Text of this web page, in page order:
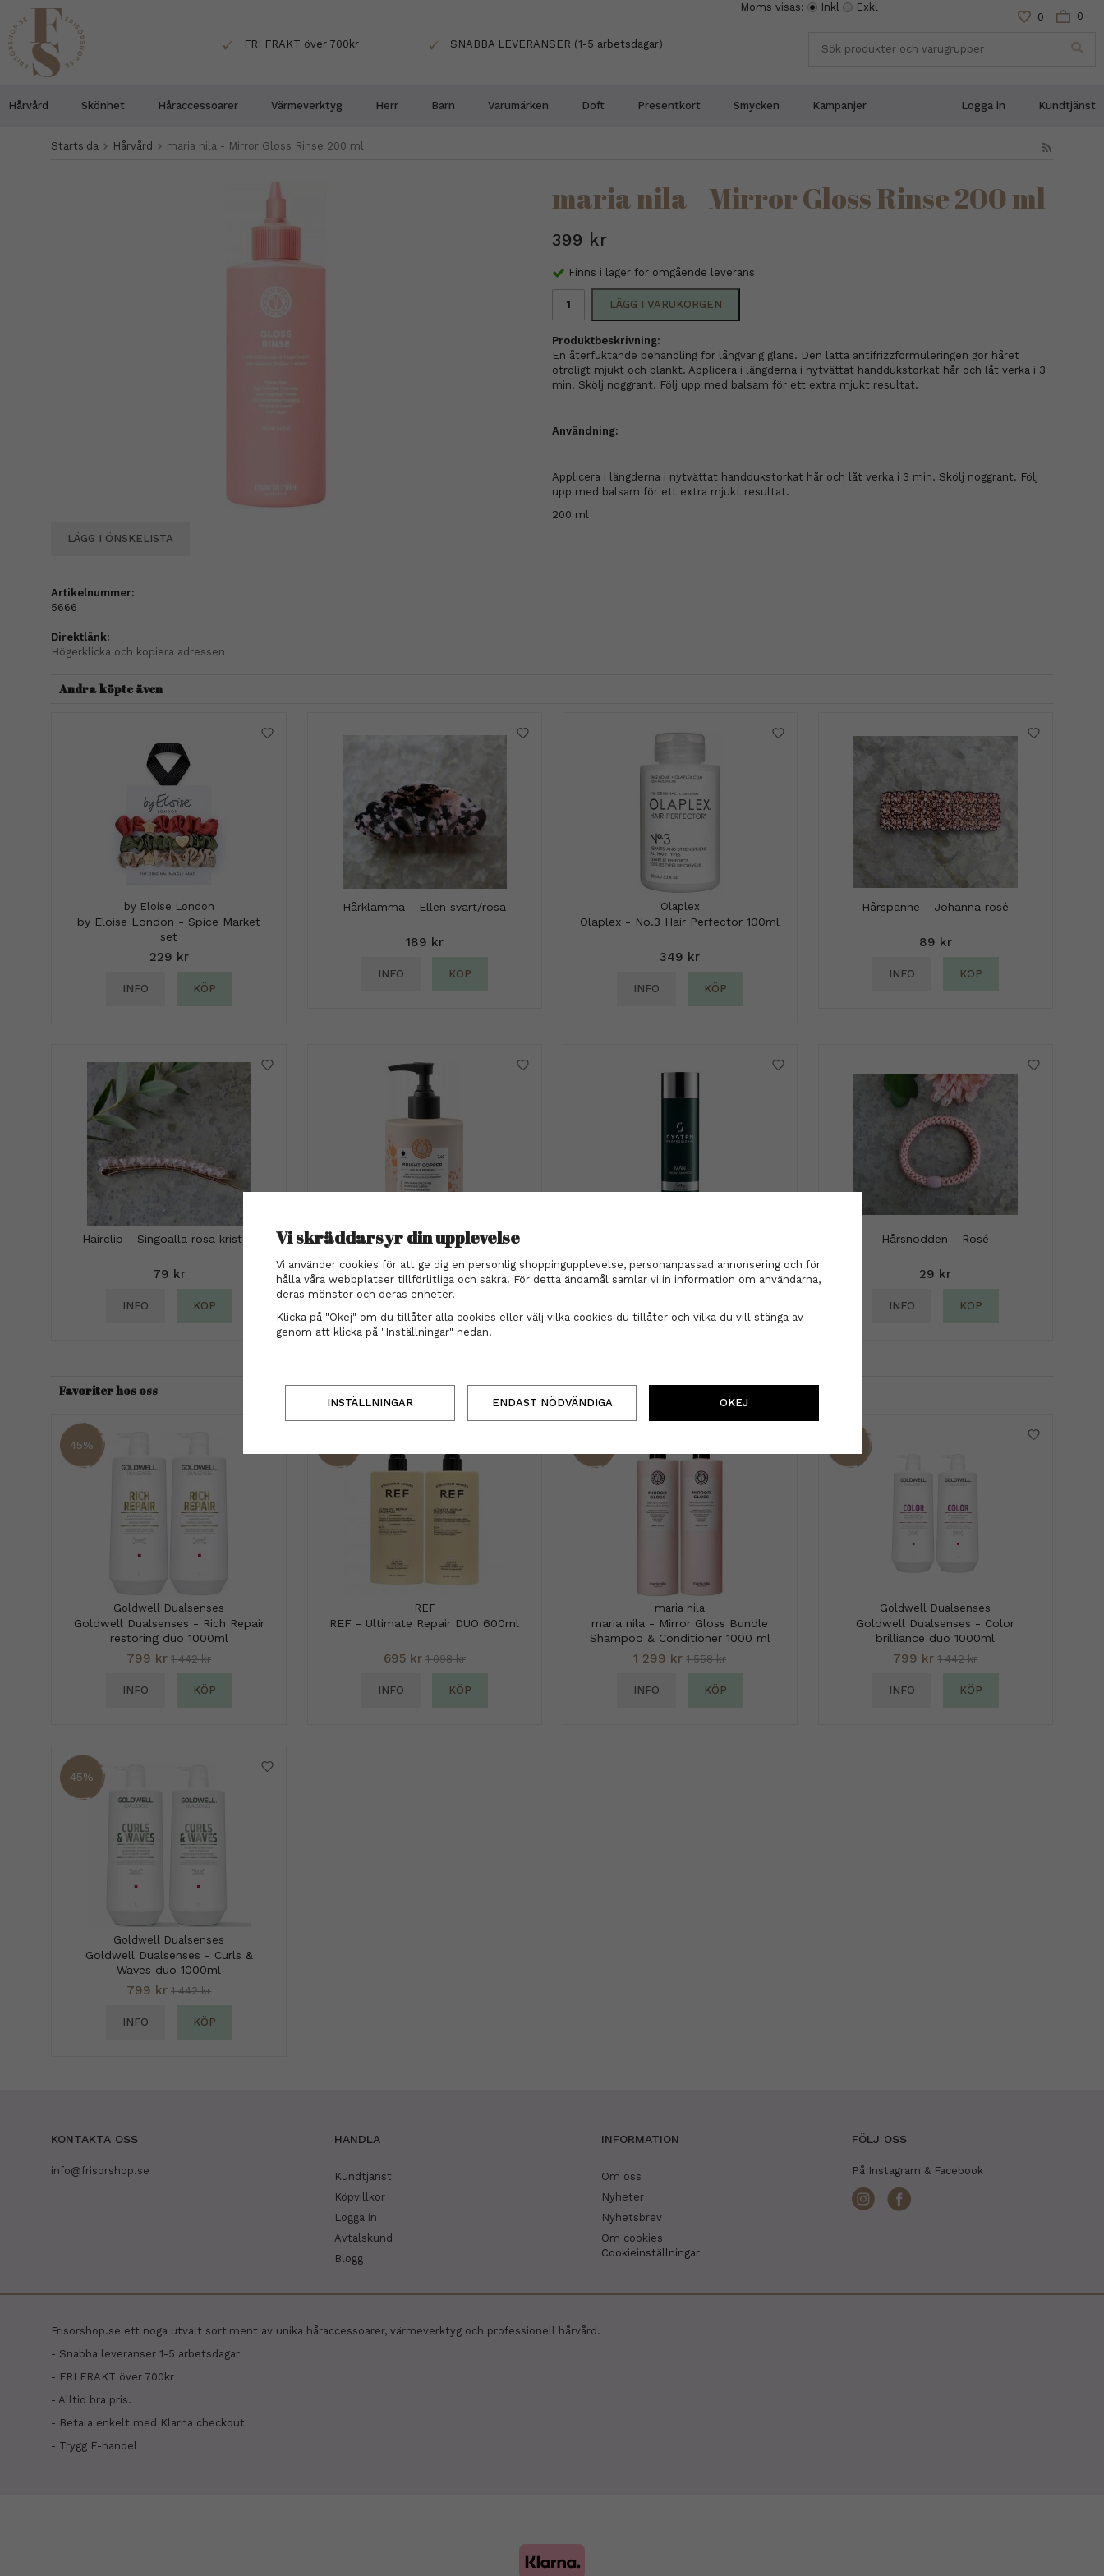
0 0
Moms visas: Inkl Exkl
FRI FRAKT över 700kr SNABBA LEVERANSER (1-5 arbetsdagar)
Hårvård Skönhet Håraccessoarer Värmeverktyg Herr Barn Varumärken Doft Presentkort Smycken Kampanjer Logga in Kundtjänst
Startsida Hårvård maria nila - Mirror Gloss Rinse 200 ml
maria nila - Mirror Gloss Rinse 200 ml
399 kr
Finns i lager för omgående leverans
LÄGG I VARUKORGEN
Produktbeskrivning:
En återfuktande behandling för långvarig glans. Den lätta antifrizzformuleringen gör håret
otroligt mjukt och blankt. Applicera i längderna i nytvättat handdukstorkat hår och låt verka i 3
min. Skölj noggrant. Följ upp med balsam för ett extra mjukt resultat.
Användning:
Applicera i längderna i nytvättat handdukstorkat hår och låt verka i 3 min. Skölj noggrant. Följ
upp med balsam för ett extra mjukt resultat.
200 ml
LÄGG I ÖNSKELISTA
Artikelnummer:
5666
Direktlänk:
Högerklicka och kopiera adressen
Andra köpte även
by Eloise London
by Eloise London - Spice Market
set
229 kr
INFO KÖP
Hårklämma - Ellen svart/rosa
189 kr
INFO KÖP
Olaplex
Olaplex - No.3 Hair Perfector 100ml
349 kr
INFO KÖP
Hårspänne - Johanna rosé
89 kr
INFO KÖP
Hairclip - Singoalla rosa kristall
79 kr
INFO KÖP
maria nila
Permanent Colour Masque 7.40
Bright Copper 300ml
319 kr
INFO KÖP
care SSP Man Energy Shampoo 250
ml
INFO KÖP
Hårsnodden - Rosé
29 kr
INFO KÖP
Favoriter hos oss
45%
Goldwell Dualsenses
Goldwell Dualsenses - Rich Repair
restoring duo 1000ml
799 kr 1 442 kr
INFO KÖP
REF
REF - Ultimate Repair DUO 600ml
695 kr 1 098 kr
INFO KÖP
maria nila
maria nila - Mirror Gloss Bundle
Shampoo & Conditioner 1000 ml
1 299 kr 1 558 kr
INFO KÖP
Goldwell Dualsenses
Goldwell Dualsenses - Color
brilliance duo 1000ml
799 kr 1 442 kr
INFO KÖP
45%
Goldwell Dualsenses
Goldwell Dualsenses - Curls &
Waves duo 1000ml
799 kr 1 442 kr
INFO KÖP
KONTAKTA OSS
info@frisorshop.se
HANDLA
Kundtjänst
Köpvillkor
Logga in
Avtalskund
Blogg
INFORMATION
Om oss
Nyheter
Nyhetsbrev
Om cookies
Cookieinställningar
FÖLJ OSS
På Instagram & Facebook
Frisorshop.se ett noga utvalt sortiment av unika håraccessoarer, värmeverktyg och professionell hårvård.
- Snabba leveranser 1-5 arbetsdagar
- FRI FRAKT över 700kr
- Alltid bra pris.
- Betala enkelt med Klarna checkout
- Trygg E-handel
Vi skräddarsyr din upplevelse
Vi använder cookies för att ge dig en personlig shoppingupplevelse, personanpassad annonsering och för
hålla våra webbplatser tillförlitliga och säkra. För detta ändamål samlar vi in information om användarna,
deras mönster och deras enheter.
Klicka på "Okej" om du tillåter alla cookies eller välj vilka cookies du tillåter och vilka du vill stänga av
genom att klicka på "Inställningar" nedan.
INSTÄLLNINGAR ENDAST NÖDVÄNDIGA OKEJ